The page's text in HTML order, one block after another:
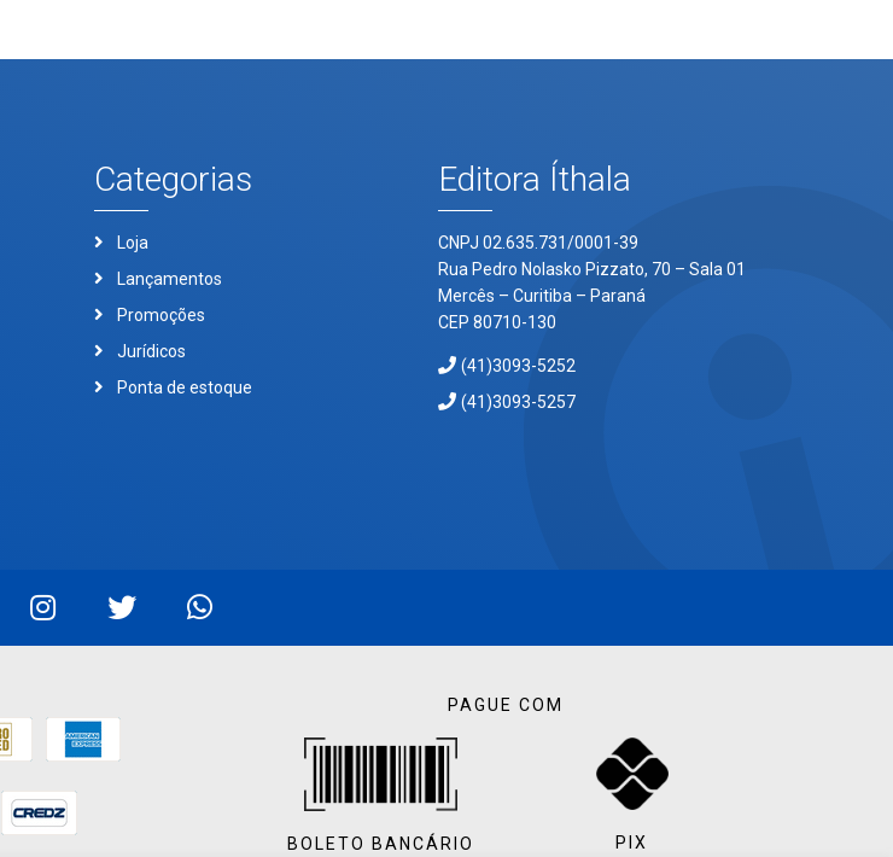
Categorias
Loja
Lançamentos
Promoções
Jurídicos
Ponta de estoque
Editora Íthala
CNPJ 02.635.731/0001-39
Rua Pedro Nolasko Pizzato, 70 – Sala 01
Mercês – Curitiba – Paraná
CEP 80710-130
(41)3093-5252
(41)3093-5257
PAGUE COM
BOLETO BANCÁRIO PIX